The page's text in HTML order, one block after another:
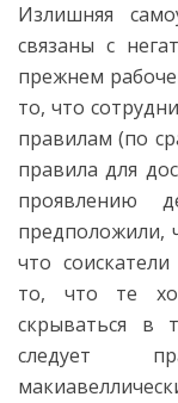
Излишняя
связаны с
прежнем
то, что
правилам (по
правила для
проявлению
предположили,
что
то, что те
скрываться в
следует